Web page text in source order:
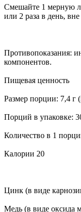
Смешайте 1 мерную
или 2 раза в день,
Противопоказания:
компонентов.
Пищевая ценность
Размер порции: 7,4 г
Порций в упаковке:
Количество в 1
Калории 20
Цинк (в виде
Медь (в виде оксида